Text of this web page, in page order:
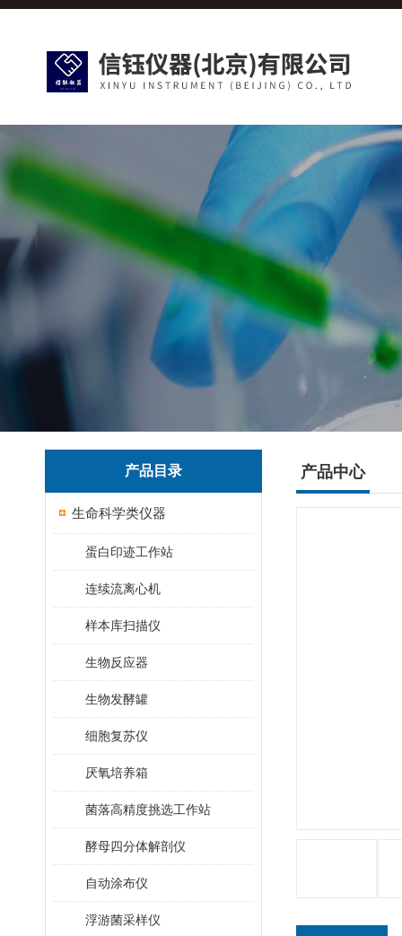
产品目录
生命科学类仪器
蛋白印迹工作站
连续流离心机
样本库扫描仪
生物反应器
生物发酵罐
细胞复苏仪
厌氧培养箱
菌落高精度挑选工作站
酵母四分体解剖仪
自动涂布仪
浮游菌采样仪
产品中心